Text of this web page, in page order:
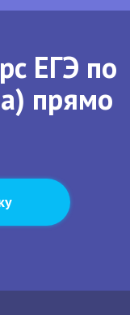
ЕГЭ по
прямо